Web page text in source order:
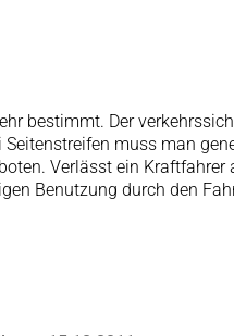
bestimmt. Der
muss man
Verlässt ein
Benutzung durch den